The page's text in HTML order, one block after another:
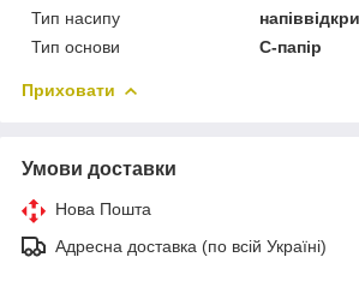
Тип насипу
Тип основи
C-папір
Приховати
Умови доставки
Нова Пошта
Адресна доставка (по всій Україні)